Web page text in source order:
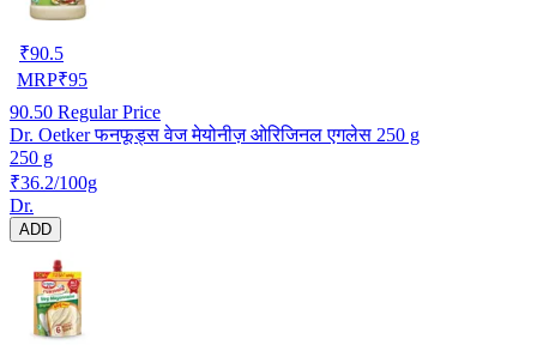
₹90.5
MRP₹95
90.50 Regular Price
Dr. Oetker फनफूड्स वेज मेयोनीज़ ओरिजिनल एगलेस 250 g
250 g
₹36.2/100g
Dr.
ADD